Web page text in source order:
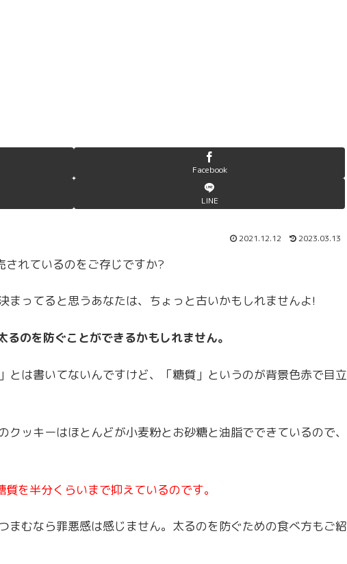
Facebook
LINE
2021.12.12 2023.03.13
れているのをご存じですか?
まってると思うあなたは、ちょっと古いかもしれませんよ!
のを防ぐことができるかもしれません。
とは書いてないんですけど、「糖質」というのが背景色赤で目立
ッキーはほとんどが小麦粉とお砂糖と油脂でできているので、
を半分くらいまで抑えているのです。
まむなら罪悪感は感じません。太るのを防ぐための食べ方もご紹